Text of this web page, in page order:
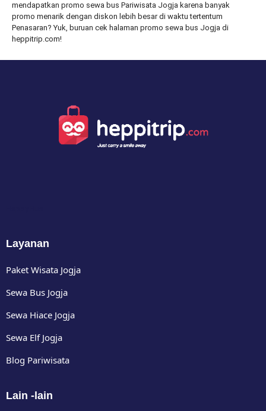
mendapatkan promo sewa bus Pariwisata Jogja karena banyak
promo menarik dengan diskon lebih besar di waktu tertentum
Penasaran? Yuk, buruan cek halaman promo sewa bus Jogja di
heppitrip.com!
Layanan
Paket Wisata Jogja
Sewa Bus Jogja
Sewa Hiace Jogja
Sewa Elf Jogja
Blog Pariwisata
Lain -lain